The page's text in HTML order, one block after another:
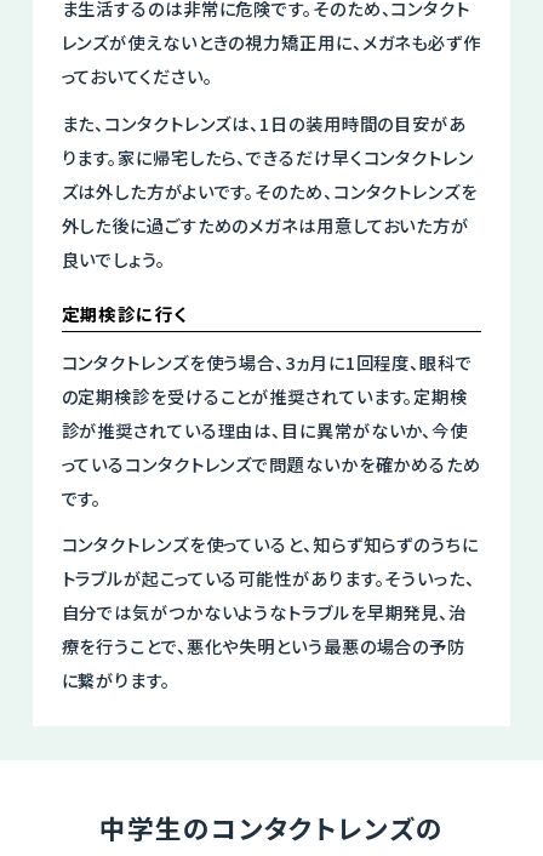
ま生活するのは非常に危険です。そのため、コンタクト
レンズが使えないときの視力矯正用に、メガネも必ず作
っておいてください。
また、コンタクトレンズは、1日の装用時間の目安があ
ります。家に帰宅したら、できるだけ早くコンタクトレン
ズは外した方がよいです。そのため、コンタクトレンズを
外した後に過ごすためのメガネは用意しておいた方が
良いでしょう。
定期検診に行く
コンタクトレンズを使う場合、3ヵ月に1回程度、眼科で
の定期検診を受けることが推奨されています。定期検
診が推奨されている理由は、目に異常がないか、今使
っているコンタクトレンズで問題ないかを確かめるため
です。
コンタクトレンズを使っていると、知らず知らずのうちに
トラブルが起こっている可能性があります。そういった、
自分では気がつかないようなトラブルを早期発見、治
療を行うことで、悪化や失明という最悪の場合の予防
に繋がります。
中学生のコンタクトレンズの